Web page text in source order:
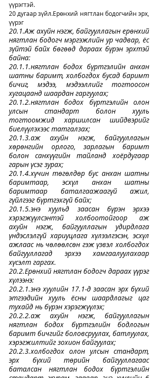
үүрэгтэй.
20 дугаар зүйл.Ерөнхий нягтлан бодогчийн эрх,
үүрэг
20.1.Аж ахуйн нэгж, байгууллагын ерөнхий
нягтлан бодогч мэргэжлийн ур чадвар, ёс
зүйтэй байх бөгөөд дараах бүрэн эрхтэй
байна:
20.1.1.нягтлан бодох бүртгэлийн анхан
шатны баримт, холбогдох бусад баримт
бичиг, мэдээ, мэдээллийг тогтоосон
хугацаанд шаардан гаргуулах;
20.1.2.нягтлан бодох бүртгэлийн олон
улсын стандарт болон хууль
тогтоомжид харшилсан шийдвэрийг
биелүүлэхээс татгалзах;
20.1.3.аж ахуйн нэгж, байгууллагын
хөрөнгийн орлого, зарлагын баримт
болон санхүүгийн тайланд хоёрдугаар
гарын үсэг зурах;
20.1.4.хүчин төгөлдөр бус анхан шатны
баримтаар, эсхүл анхан шатны
баримтаар баталгаажаагүй ажил,
гүйлгээг бүртгэхгүй байх;
20.1.5.энэ хуульд заасан бүрэн эрхээ
хэрэгжүүлсэнтэй холбоотойгоор аж
ахуйн нэгж, байгууллагын удирдлага
үндэслэлгүй хариуцлага хүлээлгэсэн, эсхүл
ажлаас нь чөлөөлсөн гэж үзвэл холбогдох
байгууллагад эрхээ хамгаалуулахаар
хүсэлт гаргах.
20.2.Ерөнхий нягтлан бодогч дараах үүрэг
хүлээнэ:
20.2.1.энэ хуулийн 17.1-д заасан эрх бүхий
этгээдийн хууль ёсны шаардлагыг цаг
тухайд нь бүрэн хэрэгжүүлэх;
20.2.2.аж ахуйн нэгж, байгууллагын
нягтлан бодох бүртгэлийн бодлогын
баримт бичгийг боловсруулах, батлуулах,
хэрэгжилтийг зохион байгуулах;
20.2.3.холбогдох олон улсын стандарт,
эрх бүхий төрийн байгууллагаас
баталсан нягтлан бодох бүртгэлийн